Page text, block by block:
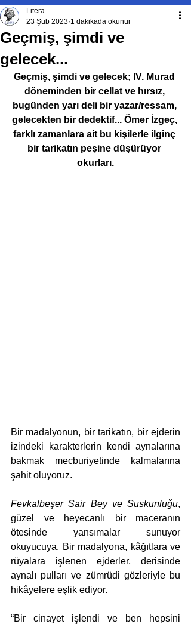
Geçmiş, şimdi ve
gelecek...
Litera
23 Şub 2023 1 dakikada okunur
Geçmiş, şimdi ve gelecek; IV. Murad
döneminden bir cellat ve hırsız,
bugünden yarı deli bir yazar/ressam,
gelecekten bir dedektif... Ömer İzgeç,
farklı zamanlara ait bu kişilerle ilginç
bir tarikatın peşine düşürüyor
okurları.
Bir madalyonun, bir tarikatın, bir ejderin
izindeki karakterlerin kendi aynalarına
bakmak mecburiyetinde kalmalarına
şahit oluyoruz.
Fevkalbeşer Sair Bey ve Suskunluğu,
güzel ve heyecanlı bir maceranın
ötesinde yansımalar sunuyor
okuyucuya. Bir madalyona, kâğıtlara ve
rüyalara işlenen ejderler, derisinde
aynalı pulları ve zümrüdi gözleriyle bu
hikâyelere eşlik ediyor.
“Bir cinayet işlendi ve ben hepsini